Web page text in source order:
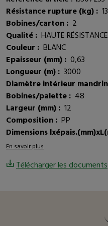
Résistance rupture (kg) :
Bobines/carton : 2
Qualité : HAUTE RÉSISTANCE
Couleur : BLANC
Epaisseur (mm) : 0,63
Longueur (m) : 3000
Diamètre intérieur
Bobines/palette : 48
Largeur (mm) : 12
Composition : PP
Dimensions
En savoir plus
Télécharger les documents